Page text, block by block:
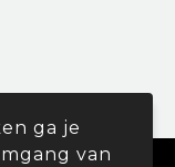
ga je
van